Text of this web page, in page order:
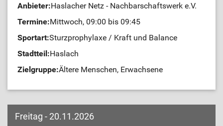
Anbieter:Haslacher Netz - Nachbarschaftswerk e.V.
Termine:Mittwoch, 09:00 bis 09:45
Sportart:Sturzprophylaxe / Kraft und Balance
Stadtteil:Haslach
Zielgruppe:Ältere Menschen, Erwachsene
Freitag - 20.11.2026